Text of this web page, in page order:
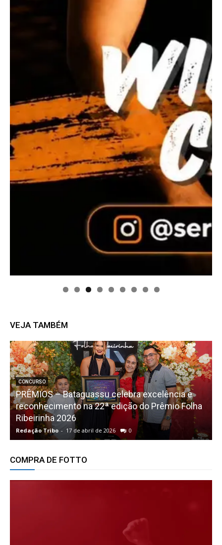
VEJA TAMBÉM
CONCURSO
PRÊMIOS – Bataguassu celebra excelência e
reconhecimento na 22ª edição do Prêmio Folha
Ribeirinha 2026
Redação Tribo - 17 de abril de 2026 0
COMPRA DE FOTTO